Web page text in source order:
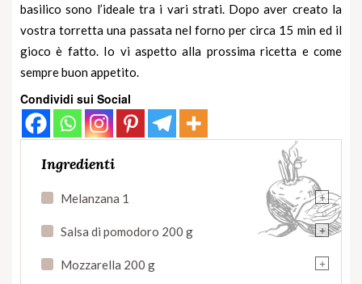
basilico sono l’ideale tra i vari strati. Dopo aver creato la
vostra torretta una passata nel forno per circa 15 min ed il
gioco è fatto. Io vi aspetto alla prossima ricetta e come
sempre buon appetito.
Condividi sui Social
Ingredienti
+
Melanzana 1
+
Salsa di pomodoro 200 g
+
Mozzarella 200 g